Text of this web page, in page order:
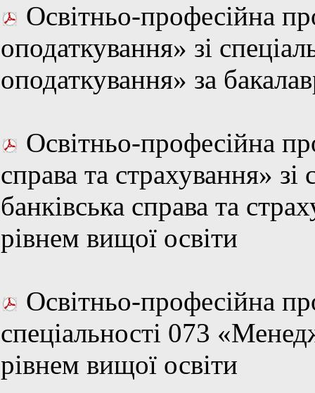
Освітньо-професійна
оподаткування» зі
оподаткування» за
Освітньо-професійна
справа та страхування»
банківська справа та
рівнем вищої освіти
Освітньо-професійна
спеціальності 073
рівнем вищої освіти